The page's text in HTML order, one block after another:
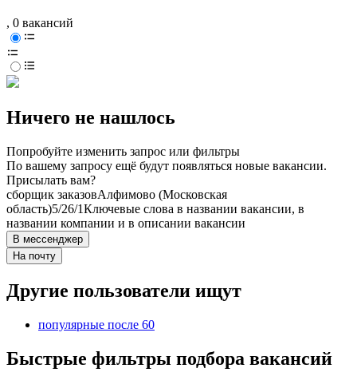
, 0 вакансий
Ничего не нашлось
Попробуйте изменить запрос или фильтры
По вашему запросу ещё будут появляться новые вакансии.
Присылать вам?
сборщик заказовАлфимово (Московская
область)5/26/1Ключевые слова в названии вакансии, в
названии компании и в описании вакансии
В мессенджер
На почту
Другие пользователи ищут
популярные после 60
Быстрые фильтры подбора вакансий